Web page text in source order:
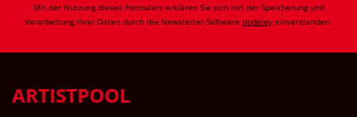
Mit der Nutzung dieses Formulars erklären Sie sich mit der Speicherung und
Verarbeitung Ihrer Daten durch die Newsletter-Software dodeley einverstanden.
ARTISTPOOL